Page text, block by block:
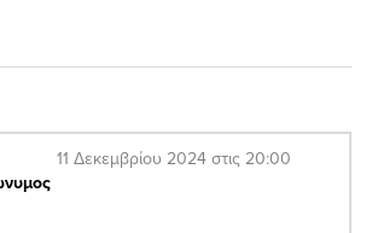
11 Δεκεμβρίου 2024 στις 20:00